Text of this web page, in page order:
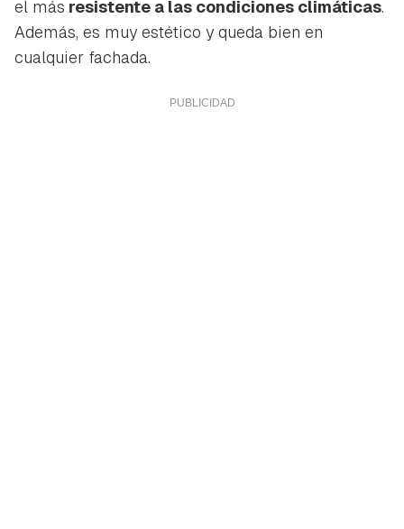
el más resistente a las condiciones climáticas.
Además, es muy estético y queda bien en
cualquier fachada.